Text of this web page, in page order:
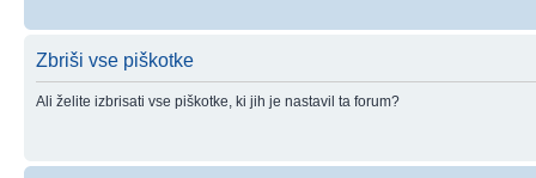
Zbriši vse piškotke
Ali želite izbrisati vse piškotke, ki jih je nastavil ta forum?